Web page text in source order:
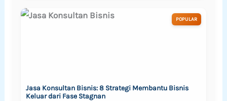
POPULAR
Jasa Konsultan Bisnis: 8 Strategi Membantu Bisnis
Keluar dari Fase Stagnan